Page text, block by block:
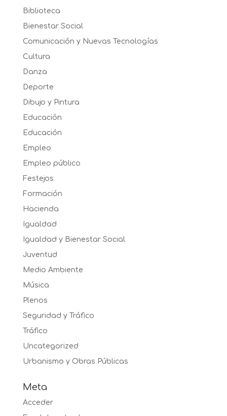
Biblioteca
Bienestar Social
Comunicación y Nuevas Tecnologías
Cultura
Danza
Deporte
Dibujo y Pintura
Educación
Educación
Empleo
Empleo público
Festejos
Formación
Hacienda
Igualdad
Igualdad y Bienestar Social
Juventud
Medio Ambiente
Música
Plenos
Seguridad y Tráfico
Tráfico
Uncategorized
Urbanismo y Obras Públicas
Meta
Acceder